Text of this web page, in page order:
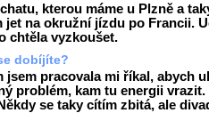
kterou máme u Plzně a
jet na okružní jízdu po Francii.
chtěla vyzkoušet.
dobíjíte?
pracovala mi říkal, abych
problém, kam tu energii vrazit.
se taky cítím zbitá, ale